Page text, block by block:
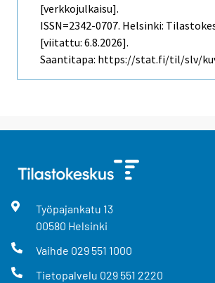
[verkkojulkaisu].
ISSN=2342-0707. Helsinki:
[viitattu: 6.8.2026].
Saantitapa: https://stat.fi/til/slv/
Työpajankatu 13
00580 Helsinki
Vaihde 029 551 1000
Tietopalvelu 029 551 2220